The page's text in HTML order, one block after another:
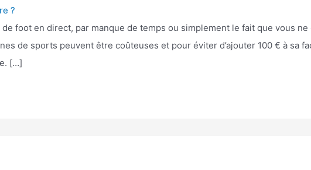
?
foot en direct, par manque de temps ou simplement le fait que vous
de sports peuvent être coûteuses et pour éviter d’ajouter 100 € à sa
[…]